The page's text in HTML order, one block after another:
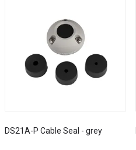
DS21A-P Cable Seal - grey